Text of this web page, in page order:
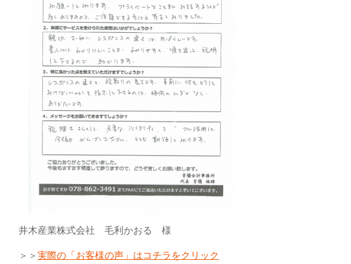
井木産業株式会社 毛利かおる 様
＞＞ 実際の「お客様の声」はコチラをクリック